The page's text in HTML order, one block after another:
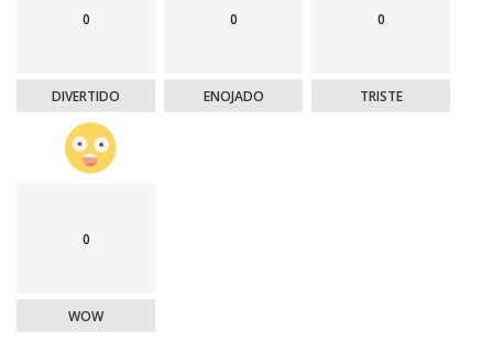
0
DIVERTIDO
0
ENOJADO
0
TRISTE
0
WOW